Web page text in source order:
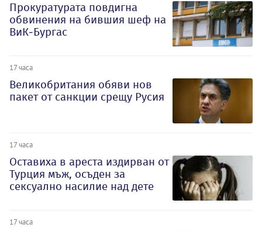
Прокуратурата повдигна
обвинения на бившия шеф на
ВиК-Бургас
17 часа
Великобритания обяви нов
пакет от санкции срещу Русия
17 часа
Оставиха в ареста издирван от
Турция мъж, осъден за
сексуално насилие над дете
17 часа